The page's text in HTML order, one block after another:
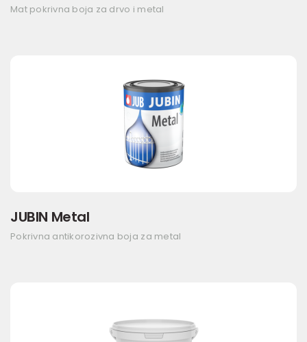
Mat pokrivna boja za drvo i metal
JUBIN Metal
Pokrivna antikorozivna boja za metal